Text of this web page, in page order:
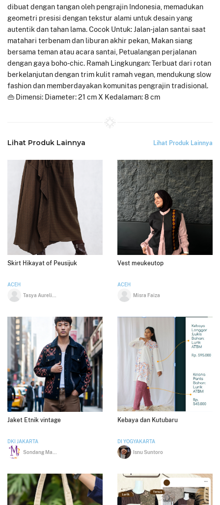
dibuat dengan tangan oleh pengrajin Indonesia, memadukan
geometri presisi dengan tekstur alami untuk desain yang
autentik dan tahan lama. Cocok Untuk: Jalan-jalan santai saat
matahari terbenam dan liburan akhir pekan, Makan siang
bersama teman atau acara santai, Petualangan perjalanan
dengan gaya boho-chic. Ramah Lingkungan: Terbuat dari rotan
berkelanjutan dengan trim kulit ramah vegan, mendukung slow
fashion dan memberdayakan komunitas pengrajin tradisional.
👜 Dimensi: Diameter: 21 cm X Kedalaman: 8 cm
Lihat Produk Lainnya Lihat Produk Lainnya
Skirt Hikayat of Peusijuk
ACEH
Vest meukeutop
ACEH
Misra Faiza
Jaket Etnik vintage
DKI JAKARTA
Kebaya dan Kutubaru
DI YOGYAKARTA
Isnu Suntoro